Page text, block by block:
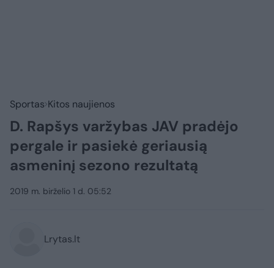
Sportas Kitos naujienos
D. Rapšys varžybas JAV pradėjo
pergale ir pasiekė geriausią
asmeninį sezono rezultatą
2019 m. birželio 1 d. 05:52
Lrytas.lt